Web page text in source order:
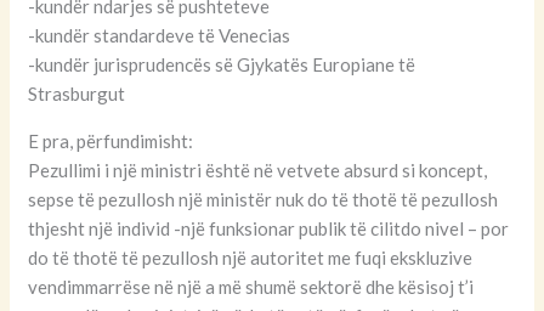
-kundër ndarjes së pushteteve
-kundër standardeve të Venecias
-kundër jurisprudencës së Gjykatës Europiane të
Strasburgut
E pra, përfundimisht:
Pezullimi i një ministri është në vetvete absurd si koncept,
sepse të pezullosh një ministër nuk do të thotë të pezullosh
thjesht një individ -një funksionar publik të cilitdo nivel – por
do të thotë të pezullosh një autoritet me fuqi ekskluzive
vendimmarrëse në një a më shumë sektorë dhe kësisoj t’i